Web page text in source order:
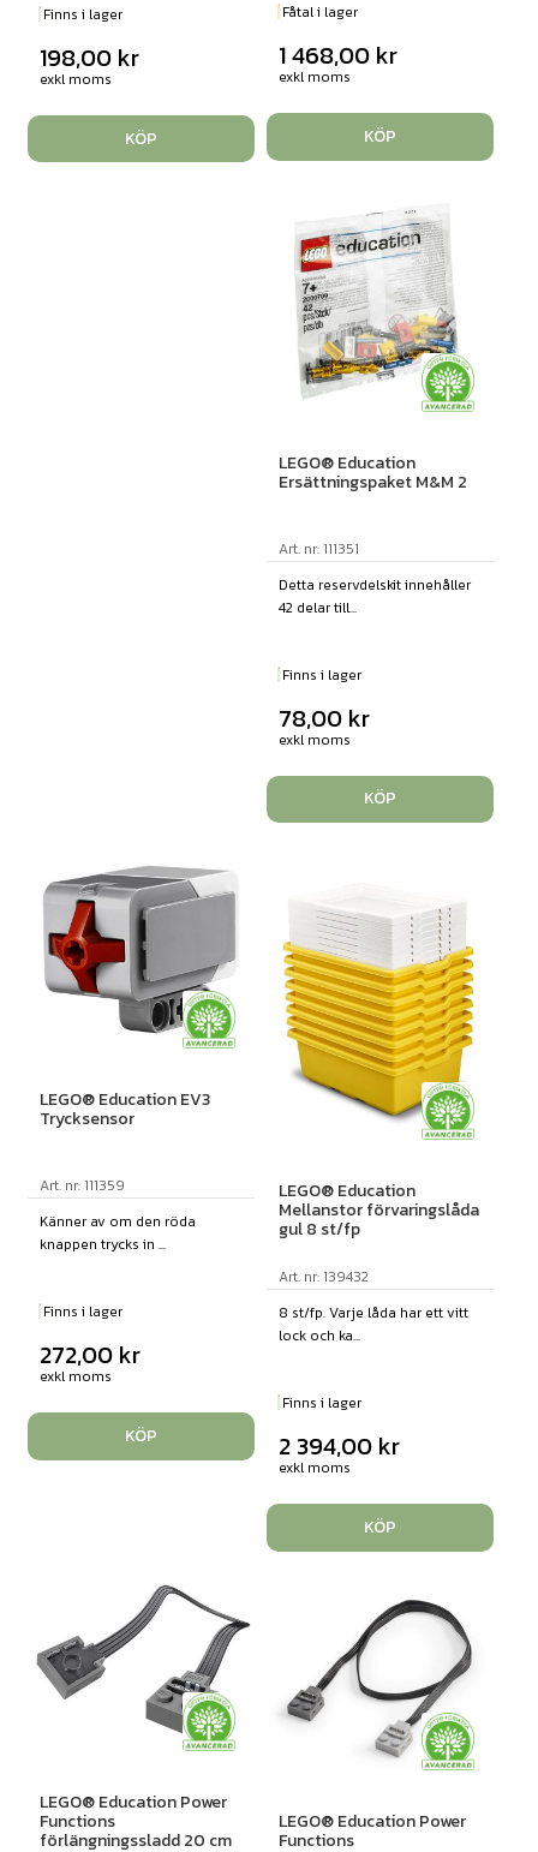
Finns i lager
198,00 kr
exkl moms
KÖP
Fåtal i lager
1 468,00 kr
exkl moms
KÖP
LEGO® Education
Ersättningspaket M&M 2
Art. nr: 111351
Detta reservdelskit innehåller
42 delar till...
Finns i lager
78,00 kr
exkl moms
KÖP
LEGO® Education EV3
Trycksensor
Art. nr: 111359
Känner av om den röda
knappen trycks in ...
Finns i lager
272,00 kr
exkl moms
KÖP
LEGO® Education
Mellanstor förvaringslåda
gul 8 st/fp
Art. nr: 139432
8 st/fp. Varje låda har ett vitt
lock och ka...
Finns i lager
2 394,00 kr
exkl moms
KÖP
LEGO® Education Power
Functions
förlängningssladd 20 cm
LEGO® Education Power
Functions